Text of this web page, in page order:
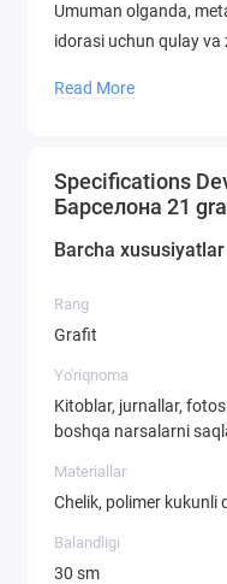
Umuman olganda,
idorasi uchun qulay va
Read More
Specifications
Барселона 21
Barcha xususiyatlar
Rang
Grafit
Yo'riqnoma
Kitoblar, jurnallar,
boshqa narsalarni
Materiallar
Chelik, polimer kukunli
Balandligi
30 sm